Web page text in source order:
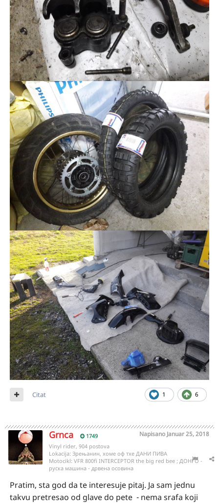
1 6
Citat
Grnca 1749 Napisano Januar 25, 2018
Vinyl rider, 904 postova
Lokacija: Зрењанин, хоме оф тхе ДАНИ ПИВА
Motocikl: VFR 800fi INTERCEPTOR the big red bee ; ДОНГО -
руска машина - дрвена осовина
Pratim, sta god da te interesuje pitaj. Ja sam jednu
takvu pretresao od glave do pete - nema srafa koji